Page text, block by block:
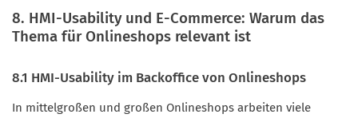
8. HMI-Usability und E-Commerce: Warum das
Thema für Onlineshops relevant ist
8.1 HMI-Usability im Backoffice von Onlineshops
In mittelgroßen und großen Onlineshops arbeiten viele